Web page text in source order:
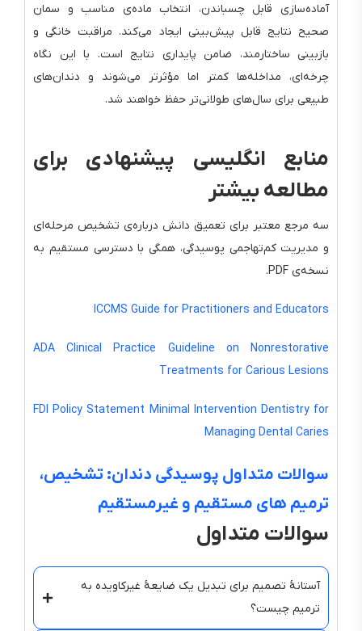
آماده‌سازی قابل چسباندن، انتخاب ماده‌ی مناسب و سمان
صحیح نتایج قابل پیش‌بینی ایجاد می‌کند. مراقبت خانگی و
بازبینی ساختارمند، ضامن پایداری نتایج است. با این نگاه
چرخه‌ای، مداخله‌ها کمتر اما مؤثرتر می‌شوند و دندان‌های
طبیعی برای سال‌های طولانی‌تر حفظ خواهند شد.
منابع انگلیسی پیشنهادی برای
مطالعه بیشتر
سه مرجع معتبر برای تعمیق دانش درباره‌ی تشخیص مرحله‌ای
و مدیریت کم‌تهاجمی پوسیدگی، همگی با دسترسی مستقیم به
نسخه‌ی PDF.
ICCMS Guide for Practitioners and Educators
ADA Clinical Practice Guideline on Nonrestorative
Treatments for Carious Lesions
FDI Policy Statement Minimal Intervention Dentistry for
Managing Dental Caries
سوالات متداول پوسیدگی دندان: تشخیص،
ترمیم های مستقیم و غیرمستقیم
سوالات متداول
آستانهٔ تصمیم برای تبدیل یک ضایعهٔ غیرکاویده به
ترمیم چیست؟